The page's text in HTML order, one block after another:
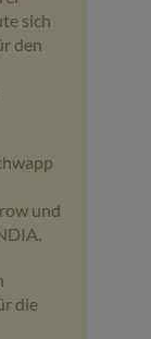
sich
den
und
die